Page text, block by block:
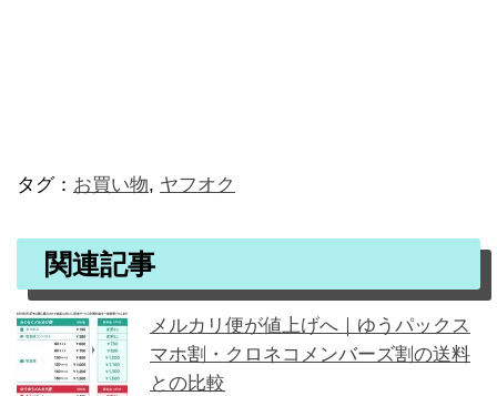
タグ： お買い物, ヤフオク
関連記事
メルカリ便が値上げへ｜ゆうパックス
マホ割・クロネコメンバーズ割の送料
との比較